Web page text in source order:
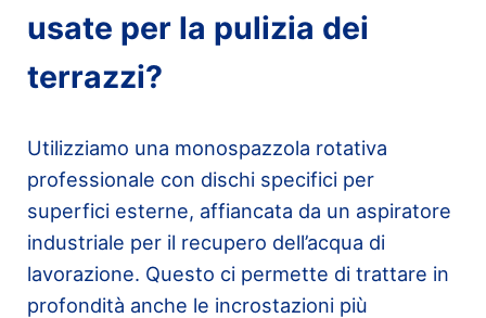
usate per la pulizia dei
terrazzi?
Utilizziamo una monospazzola rotativa
professionale con dischi specifici per
superfici esterne, affiancata da un aspiratore
industriale per il recupero dell’acqua di
lavorazione. Questo ci permette di trattare in
profondità anche le incrostazioni più